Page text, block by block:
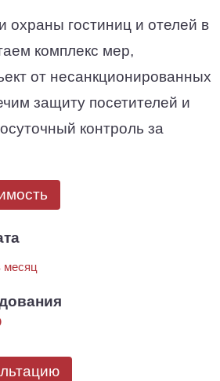
охраны гостиниц и отелей в
комплекс мер,
от несанкционированных
защиту посетителей и
контроль за
месяц